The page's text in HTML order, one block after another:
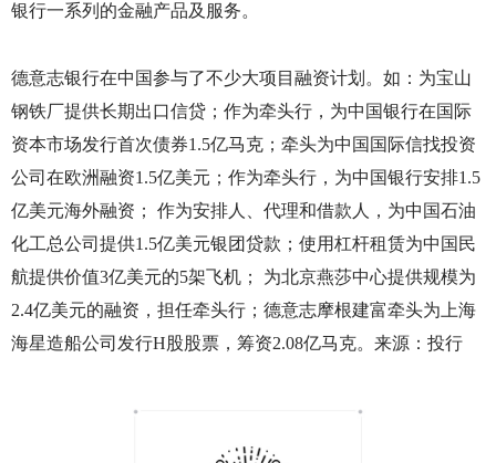
银行一系列的金融产品及服务。
德意志银行在中国参与了不少大项目融资计划。如：为宝山
钢铁厂提供长期出口信贷；作为牵头行，为中国银行在国际
资本市场发行首次债券1.5亿马克；牵头为中国国际信找投资
公司在欧洲融资1.5亿美元；作为牵头行，为中国银行安排1.5
亿美元海外融资； 作为安排人、代理和借款人，为中国石油
化工总公司提供1.5亿美元银团贷款；使用杠杆租赁为中国民
航提供价值3亿美元的5架飞机； 为北京燕莎中心提供规模为
2.4亿美元的融资，担任牵头行；德意志摩根建富牵头为上海
海星造船公司发行H 股股票，筹资2.08亿马克。来源：投行